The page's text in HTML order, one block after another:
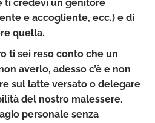
ti credevi un genitore
e accogliente, ecc.) e di
quella.
ti sei reso conto che un
averlo, adesso c’è e non
sul latte versato o delegare
del nostro malessere.
personale senza